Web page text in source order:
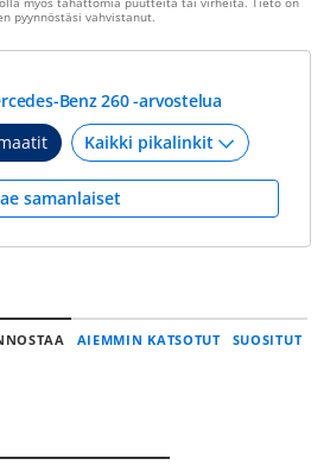
pyynnöstäsi vahvistanut.
Benz 260 -arvostelua
samanlaiset
AIEMMIN KATSOTUT SUOSITUT